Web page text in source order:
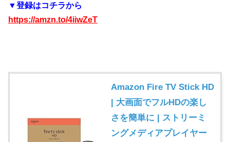
▼登録はコチラから
https://amzn.to/4iiwZeT
Amazon Fire TV Stick HD
| 大画面でフルHDの楽し
さを簡単に | ストリーミ
ングメディアプレイヤー